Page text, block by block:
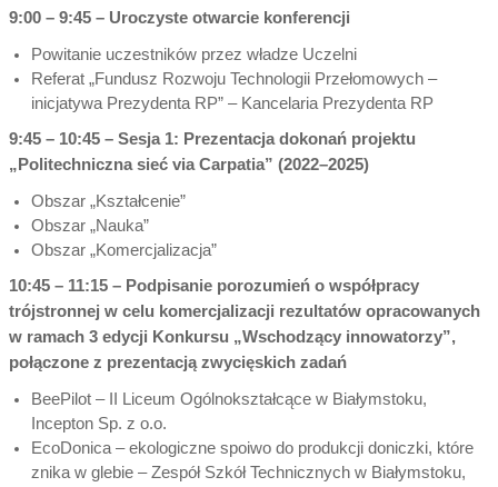
9:00 – 9:45 – Uroczyste otwarcie konferencji
Powitanie uczestników przez władze Uczelni
Referat „Fundusz Rozwoju Technologii Przełomowych –
inicjatywa Prezydenta RP” – Kancelaria Prezydenta RP
9:45 – 10:45 – Sesja 1: Prezentacja dokonań projektu
„Politechniczna sieć via Carpatia” (2022–2025)
Obszar „Kształcenie”
Obszar „Nauka”
Obszar „Komercjalizacja”
10:45 – 11:15 – Podpisanie porozumień o współpracy
trójstronnej w celu komercjalizacji rezultatów opracowanych
w ramach 3 edycji Konkursu „Wschodzący innowatorzy”,
połączone z prezentacją zwycięskich zadań
BeePilot – II Liceum Ogólnokształcące w Białymstoku,
Incepton Sp. z o.o.
EcoDonica – ekologiczne spoiwo do produkcji doniczki, które
znika w glebie – Zespół Szkół Technicznych w Białymstoku,